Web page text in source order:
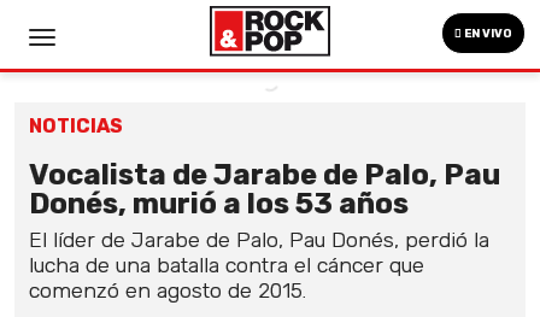
EN VIVO
NOTICIAS
Vocalista de Jarabe de Palo, Pau
Donés, murió a los 53 años
El líder de Jarabe de Palo, Pau Donés, perdió la
lucha de una batalla contra el cáncer que
comenzó en agosto de 2015.